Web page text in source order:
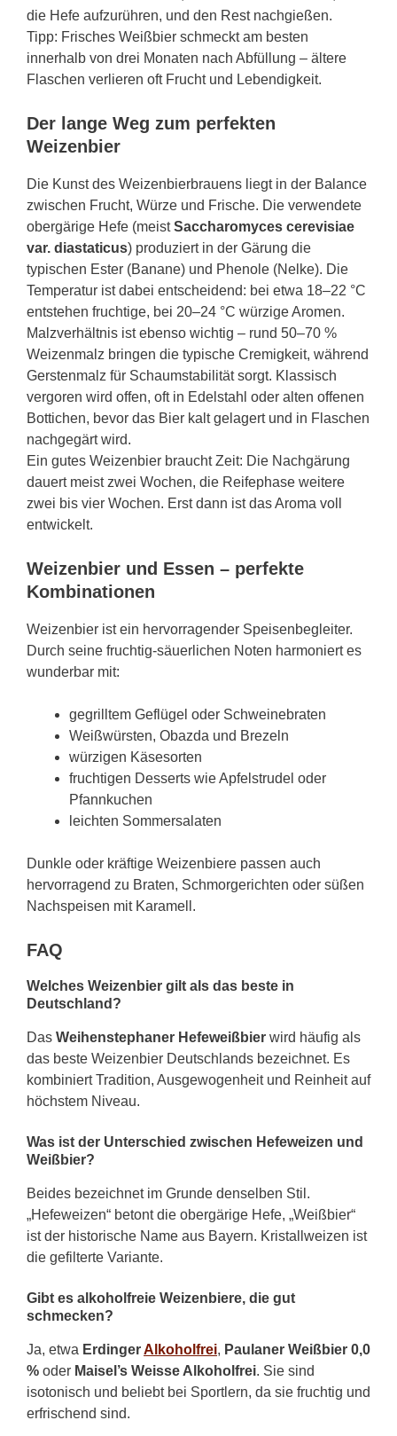
die Hefe aufzurühren, und den Rest nachgießen.
Tipp: Frisches Weißbier schmeckt am besten
innerhalb von drei Monaten nach Abfüllung – ältere
Flaschen verlieren oft Frucht und Lebendigkeit.
Der lange Weg zum perfekten
Weizenbier
Die Kunst des Weizenbierbrauens liegt in der Balance
zwischen Frucht, Würze und Frische. Die verwendete
obergärige Hefe (meistSaccharomyces cerevisiae
var. diastaticus) produziert in der Gärung die
typischen Ester (Banane) und Phenole (Nelke). Die
Temperatur ist dabei entscheidend: bei etwa 18–22 °C
entstehen fruchtige, bei 20–24 °C würzige Aromen.
Malzverhältnis ist ebenso wichtig – rund 50–70 %
Weizenmalz bringen die typische Cremigkeit, während
Gerstenmalz für Schaumstabilität sorgt. Klassisch
vergoren wird offen, oft in Edelstahl oder alten offenen
Bottichen, bevor das Bier kalt gelagert und in Flaschen
nachgegärt wird.
Ein gutes Weizenbier braucht Zeit: Die Nachgärung
dauert meist zwei Wochen, die Reifephase weitere
zwei bis vier Wochen. Erst dann ist das Aroma voll
entwickelt.
Weizenbier und Essen – perfekte
Kombinationen
Weizenbier ist ein hervorragender Speisenbegleiter.
Durch seine fruchtig-säuerlichen Noten harmoniert es
wunderbar mit:
gegrilltem Geflügel oder Schweinebraten
Weißwürsten, Obazda und Brezeln
würzigen Käsesorten
fruchtigen Desserts wie Apfelstrudel oder
Pfannkuchen
leichten Sommersalaten
Dunkle oder kräftige Weizenbiere passen auch
hervorragend zu Braten, Schmorgerichten oder süßen
Nachspeisen mit Karamell.
FAQ
Welches Weizenbier gilt als das beste in
Deutschland?
Das Weihenstephaner Hefeweißbier wird häufig als
das beste Weizenbier Deutschlands bezeichnet. Es
kombiniert Tradition, Ausgewogenheit und Reinheit auf
höchstem Niveau.
Was ist der Unterschied zwischen Hefeweizen und
Weißbier?
Beides bezeichnet im Grunde denselben Stil.
„Hefeweizen“ betont die obergärige Hefe, „Weißbier“
ist der historische Name aus Bayern. Kristallweizen ist
die gefilterte Variante.
Gibt es alkoholfreie Weizenbiere, die gut
schmecken?
Ja, etwa ErdingerAlkoholfrei, Paulaner Weißbier 0,0
% oder Maisel’s Weisse Alkoholfrei. Sie sind
isotonisch und beliebt bei Sportlern, da sie fruchtig und
erfrischend sind.